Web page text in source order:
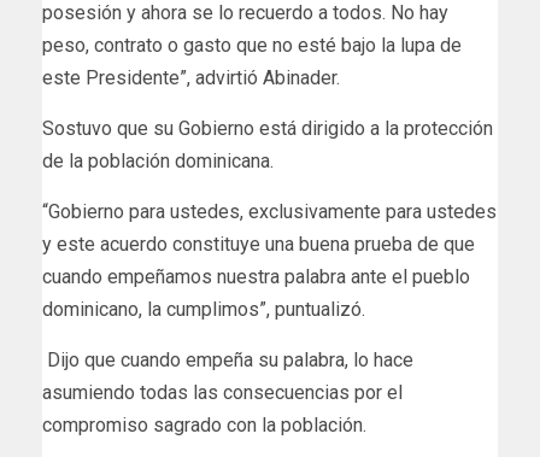
posesión y ahora se lo recuerdo a todos. No hay
peso, contrato o gasto que no esté bajo la lupa de
este Presidente”, advirtió Abinader.
Sostuvo que su Gobierno está dirigido a la protección
de la población dominicana.
“Gobierno para ustedes, exclusivamente para ustedes
y este acuerdo constituye una buena prueba de que
cuando empeñamos nuestra palabra ante el pueblo
dominicano, la cumplimos”, puntualizó.
Dijo que cuando empeña su palabra, lo hace
asumiendo todas las consecuencias por el
compromiso sagrado con la población.